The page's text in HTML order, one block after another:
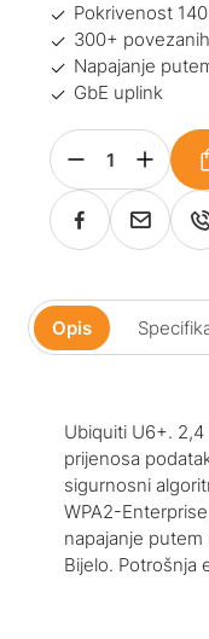
Pokrivenost
300+
Napajanje
GbE uplink
Opis
Ubiquiti U6+. 2,4
prijenosa
sigurnosni
WPA2-
napajanje putem
Bijelo. Potrošnja